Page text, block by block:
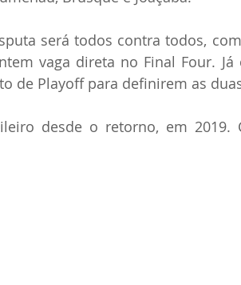
será todos contra todos,
vaga direta no Final Four.
de Playoff para definirem as
desde o retorno, em 2019.